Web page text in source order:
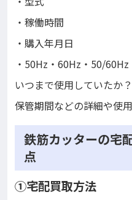
・稼働時間
・購入年月日
・50Hz・60Hz・50/
いつまで使用していたか
保管期間などの詳細や使
鉄筋カッターの宅
点
①宅配買取方法